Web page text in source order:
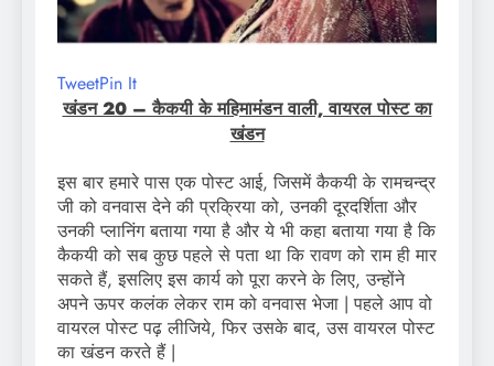
TweetPin It
खंडन 20 – कैकयी के महिमामंडन वाली, वायरल पोस्ट का
खंडन
इस बार हमारे पास एक पोस्ट आई, जिसमें कैकयी के रामचन्द्र
जी को वनवास देने की प्रक्रिया को, उनकी दूरदर्शिता और
उनकी प्लानिंग बताया गया है और ये भी कहा बताया गया है कि
कैकयी को सब कुछ पहले से पता था कि रावण को राम ही मार
सकते हैं, इसलिए इस कार्य को पूरा करने के लिए, उन्होंने
अपने ऊपर कलंक लेकर राम को वनवास भेजा | पहले आप वो
वायरल पोस्ट पढ़ लीजिये, फिर उसके बाद, उस वायरल पोस्ट
का खंडन करते हैं |